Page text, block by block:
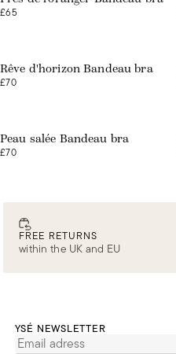
£65
Rêve d'horizon Bandeau bra
£70
Peau salée Bandeau bra
£70
FREE RETURNS
within the UK and EU
YSÉ NEWSLETTER